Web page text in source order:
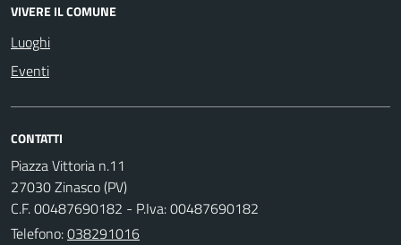
VIVERE IL COMUNE
Luoghi
Eventi
CONTATTI
Piazza Vittoria n.11
27030 Zinasco (PV)
C.F. 00487690182 - P.Iva: 00487690182
Telefono:038291016